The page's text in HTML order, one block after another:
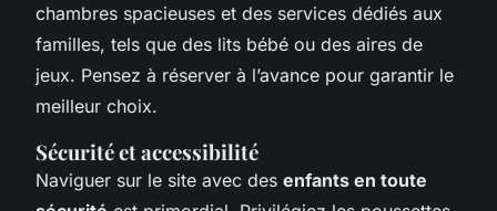
chambres spacieuses et des services dédiés aux
familles, tels que des lits bébé ou des aires de
jeux. Pensez à réserver à l’avance pour garantir le
meilleur choix.
Sécurité et accessibilité
Naviguer sur le site avec des enfants en toute